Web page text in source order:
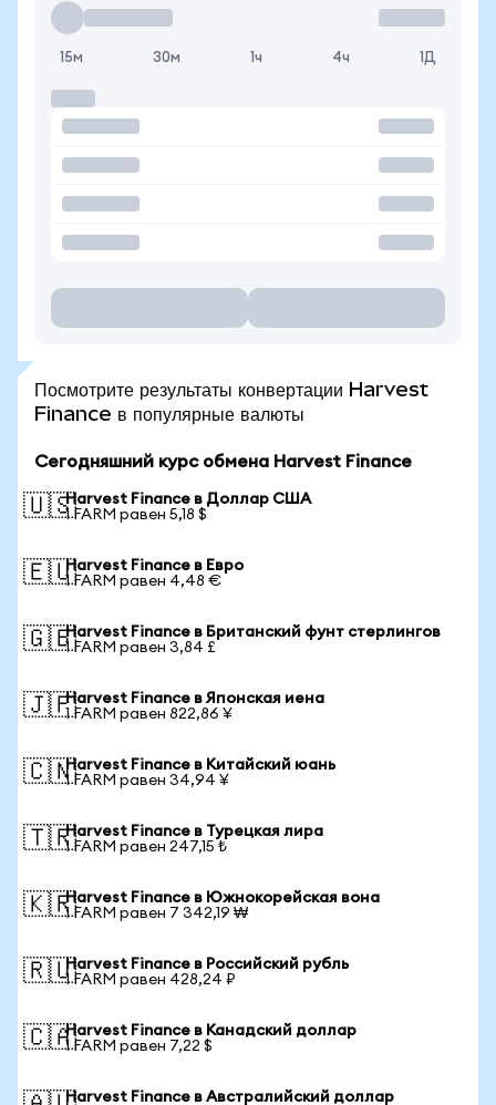
15м 30м 1ч 4ч 1Д
Посмотрите результаты конвертации Harvest
Finance в популярные валюты
Сегодняшний курс обмена Harvest Finance
🇺🇸Harvest Finance в Доллар США
1 FARM равен 5,18 $
🇪🇺Harvest Finance в Евро
1 FARM равен 4,48 €
🇬🇧Harvest Finance в Британский фунт стерлингов
1 FARM равен 3,84 £
🇯🇵Harvest Finance в Японская иена
1 FARM равен 822,86 ¥
🇨🇳Harvest Finance в Китайский юань
1 FARM равен 34,94 ¥
🇹🇷Harvest Finance в Турецкая лира
1 FARM равен 247,15 ₺
🇰🇷Harvest Finance в Южнокорейская вона
1 FARM равен 7 342,19 ₩
🇷🇺Harvest Finance в Российский рубль
1 FARM равен 428,24 ₽
🇨🇦Harvest Finance в Канадский доллар
1 FARM равен 7,22 $
Harvest Finance в Австралийский доллар